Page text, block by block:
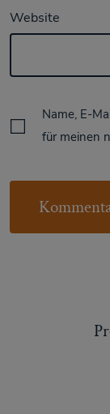
Website
Name, E-
für meinen